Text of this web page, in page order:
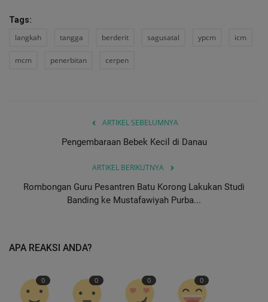
Tags:
langkah tangga berderit sagusatal ypcm icm
mcm penerbitan cerpen
ARTIKEL SEBELUMNYA
Pengembaraan Bebek Kecil di Danau
ARTIKEL BERIKUTNYA
Rombongan Guru Pesantren Batu Korong Lakukan Studi
Banding ke Mustafawiyah Purba...
APA REAKSI ANDA?
0 0 0 0